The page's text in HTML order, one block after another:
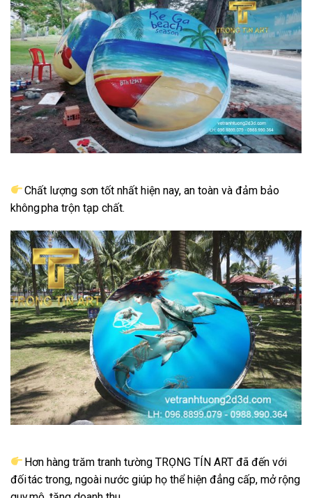
Chất lượng sơn tốt nhất hiện nay, an toàn và đảm bảo
không pha trộn tạp chất.
Hơn hàng trăm tranh tường TRỌNG TÍN ART đã đến với
đối tác trong, ngoài nước giúp họ thể hiện đẳng cấp, mở rộng